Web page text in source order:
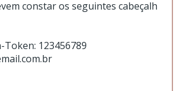
constar os seguintes cabeçalh
123456789